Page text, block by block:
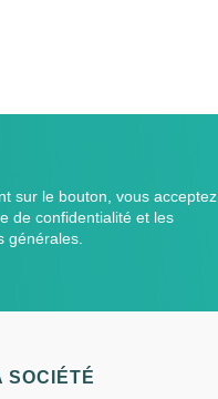
sur le bouton, vous acceptez
de confidentialité et les
générales.
SOCIÉTÉ